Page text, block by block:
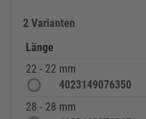
2 Varianten
Länge
22 - 22 mm
4023149076350
28 - 28 mm